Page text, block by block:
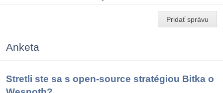
Pridať správu
Anketa
Stretli ste sa s open-source stratégiou Bitka o